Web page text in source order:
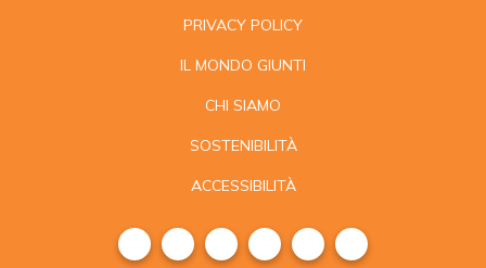
PRIVACY POLICY
IL MONDO GIUNTI
CHI SIAMO
SOSTENIBILITÀ
ACCESSIBILITÀ